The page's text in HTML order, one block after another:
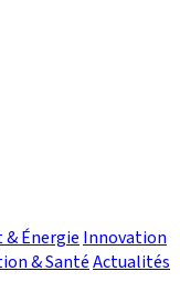
Énergie Innovation
& SantéActualités